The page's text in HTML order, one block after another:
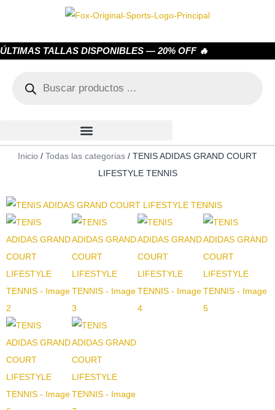
ÚLTIMAS TALLAS DISPONIBLES — 20% OFF 🔥
Inicio / Todas las categorias / TENIS ADIDAS GRAND COURT
LIFESTYLE TENNIS